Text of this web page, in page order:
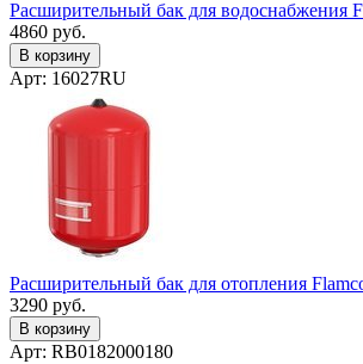
Расширительный бак для водоснабжения
4860 руб.
В корзину
Арт: 16027RU
Расширительный бак для отопления
3290 руб.
В корзину
Арт: RB0182000180